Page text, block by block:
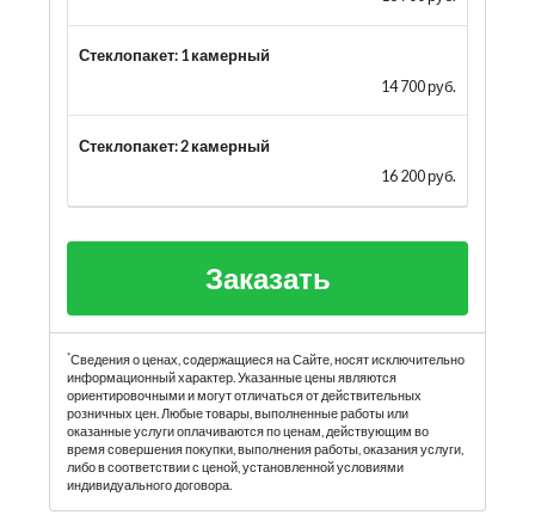
Стеклопакет: 1 камерный
14 700 руб.
Стеклопакет: 2 камерный
16 200 руб.
Заказать
*Сведения о ценах, содержащиеся на Сайте, носят исключительно
информационный характер. Указанные цены являются
ориентировочными и могут отличаться от действительных
розничных цен. Любые товары, выполненные работы или
оказанные услуги оплачиваются по ценам, действующим во
время совершения покупки, выполнения работы, оказания услуги,
либо в соответствии с ценой, установленной условиями
индивидуального договора.